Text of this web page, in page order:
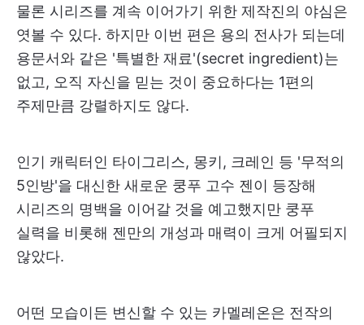
물론 시리즈를 계속 이어가기 위한 제작진의 야심은
엿볼 수 있다. 하지만 이번 편은 용의 전사가 되는데
용문서와 같은 '특별한 재료'(secret ingredient)는
없고, 오직 자신을 믿는 것이 중요하다는 1편의
주제만큼 강렬하지도 않다.
인기 캐릭터인 타이그리스, 몽키, 크레인 등 '무적의
5인방'을 대신한 새로운 쿵푸 고수 젠이 등장해
시리즈의 명백을 이어갈 것을 예고했지만 쿵푸
실력을 비롯해 젠만의 개성과 매력이 크게 어필되지
않았다.
어떤 모습이든 변신할 수 있는 카멜레온은 전작의